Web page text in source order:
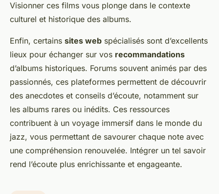
Visionner ces films vous plonge dans le contexte
culturel et historique des albums.
Enfin, certains sites web spécialisés sont d’excellents
lieux pour échanger sur vos recommandations
d’albums historiques. Forums souvent animés par des
passionnés, ces plateformes permettent de découvrir
des anecdotes et conseils d’écoute, notamment sur
les albums rares ou inédits. Ces ressources
contribuent à un voyage immersif dans le monde du
jazz, vous permettant de savourer chaque note avec
une compréhension renouvelée. Intégrer un tel savoir
rend l’écoute plus enrichissante et engageante.